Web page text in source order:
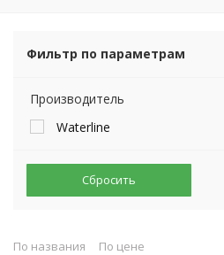
Фильтр по параметрам
Производитель
Waterline
Сбросить
По названия По цене